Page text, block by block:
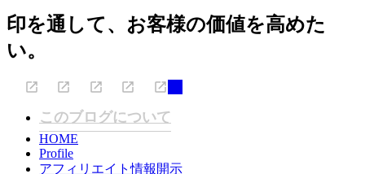
印を通して、お客様の価値を高めた
い。
このブログについて
HOME
Profile
アフィリエイト情報開示